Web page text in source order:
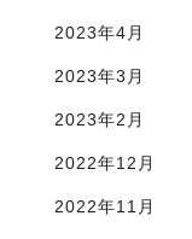
2023年4月
2023年3月
2023年2月
2022年12月
2022年11月